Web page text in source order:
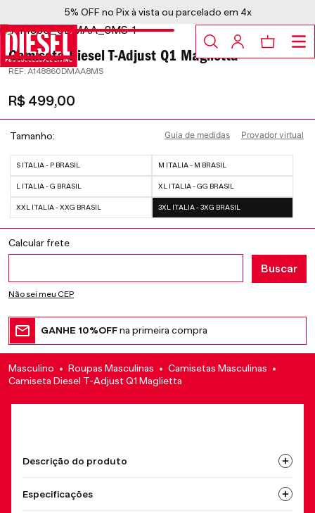
5% OFF no Pix à vista ou parcelado em 4x
Camiseta Diesel T-Adjust Q1 Maglietta
: A148860DMAA8MS
R$ 499,00
Provador virtual
Guia de medidas
Tamanho
S ITALIA - P BRASIL M ITALIA - M BRASIL
L ITALIA - G BRASIL XL ITALIA - GG BRASIL
XXL ITALIA - XXG BRASIL 3XL ITALIA - 3XG BRASIL
Não sei meu CEP
GANHE 10%OFFna primeira compra
Masculino Roupas Masculinas
Camisetas Masculinas
Camiseta Diesel T-Adjust Q1 Maglietta
Descrição do produto
Especificações